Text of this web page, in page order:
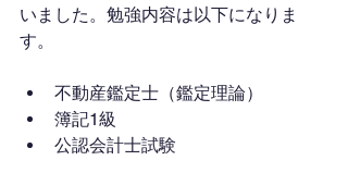
いました。勉強内容は以下になりま
す。
不動産鑑定士（鑑定理論）
簿記1級
公認会計士試験